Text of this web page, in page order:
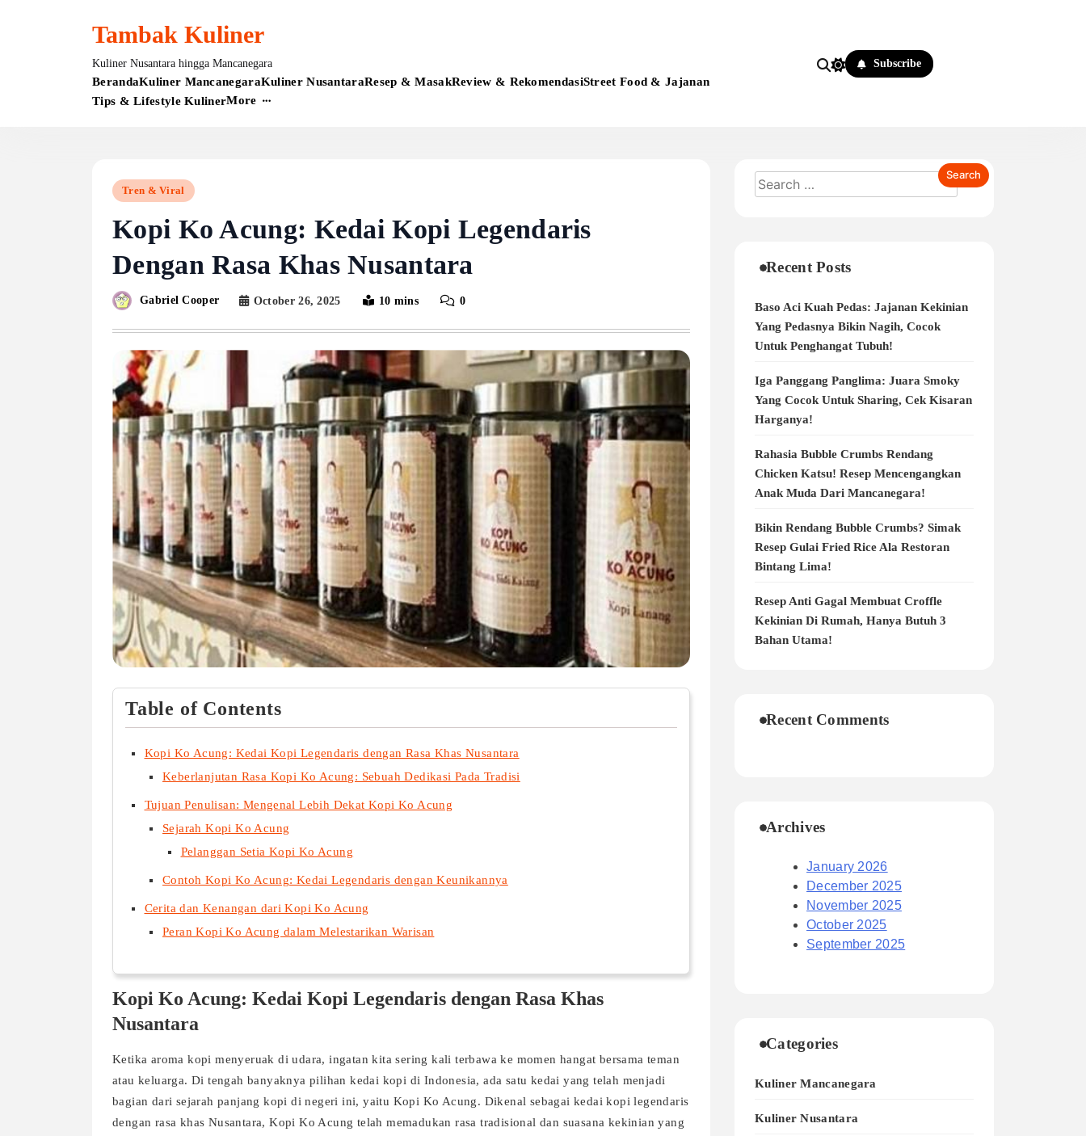
Tambak Kuliner
Kuliner Nusantara hingga Mancanegara
BerandaKuliner MancanegaraKuliner NusantaraResep & MasakReview & RekomendasiStreet Food & Jajanan
Tips & Lifestyle KulinerMore
Subscribe
Tren & Viral
Kopi Ko Acung: Kedai Kopi Legendaris
Dengan Rasa Khas Nusantara
Gabriel Cooper October 26, 2025 10 mins 0
Table of Contents
Kopi Ko Acung: Kedai Kopi Legendaris dengan Rasa Khas Nusantara
Keberlanjutan Rasa Kopi Ko Acung: Sebuah Dedikasi Pada Tradisi
Tujuan Penulisan: Mengenal Lebih Dekat Kopi Ko Acung
Sejarah Kopi Ko Acung
Pelanggan Setia Kopi Ko Acung
Contoh Kopi Ko Acung: Kedai Legendaris dengan Keunikannya
Cerita dan Kenangan dari Kopi Ko Acung
Peran Kopi Ko Acung dalam Melestarikan Warisan
Kopi Ko Acung: Kedai Kopi Legendaris dengan Rasa Khas
Nusantara
Ketika aroma kopi menyeruak di udara, ingatan kita sering kali terbawa ke momen hangat bersama teman
atau keluarga. Di tengah banyaknya pilihan kedai kopi di Indonesia, ada satu kedai yang telah menjadi
bagian dari sejarah panjang kopi di negeri ini, yaitu Kopi Ko Acung. Dikenal sebagai kedai kopi legendaris
dengan rasa khas Nusantara, Kopi Ko Acung telah memadukan rasa tradisional dan suasana kekinian yang
Recent Posts
Baso Aci Kuah Pedas: Jajanan Kekinian
Yang Pedasnya Bikin Nagih, Cocok
Untuk Penghangat Tubuh!
Iga Panggang Panglima: Juara Smoky
Yang Cocok Untuk Sharing, Cek Kisaran
Harganya!
Rahasia Bubble Crumbs Rendang
Chicken Katsu! Resep Mencengangkan
Anak Muda Dari Mancanegara!
Bikin Rendang Bubble Crumbs? Simak
Resep Gulai Fried Rice Ala Restoran
Bintang Lima!
Resep Anti Gagal Membuat Croffle
Kekinian Di Rumah, Hanya Butuh 3
Bahan Utama!
Recent Comments
Archives
January 2026
December 2025
November 2025
October 2025
September 2025
Categories
Kuliner Mancanegara
Kuliner Nusantara